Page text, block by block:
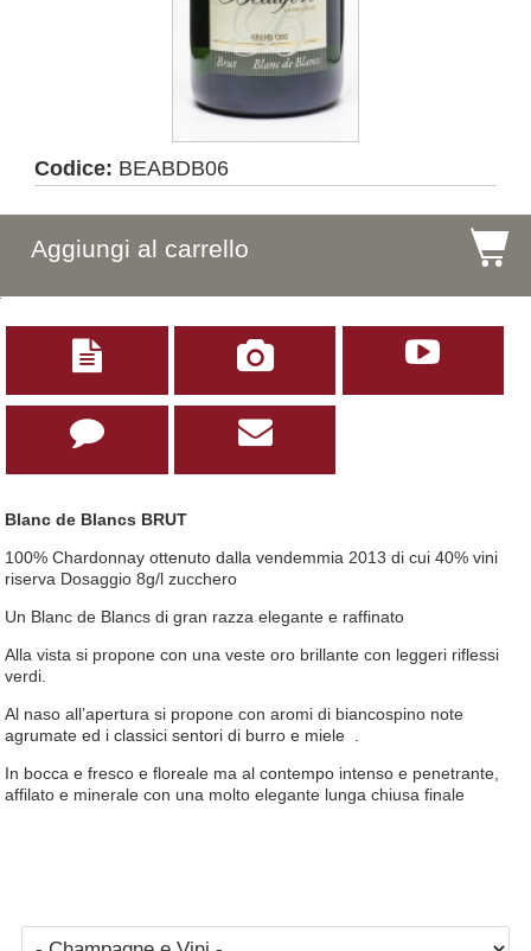
Codice: BEABDB06
Aggiungi al carrello $
  
 
Blanc de Blancs BRUT
100% Chardonnay ottenuto dalla vendemmia 2013 di cui 40% vini
riserva Dosaggio 8g/l zucchero
Un Blanc de Blancs di gran razza elegante e raffinato
Alla vista si propone con una veste oro brillante con leggeri riflessi
verdi.
Al naso all’apertura si propone con aromi di biancospino note
agrumate ed i classici sentori di burro e miele .
In bocca e fresco e floreale ma al contempo intenso e penetrante,
affilato e minerale con una molto elegante lunga chiusa finale